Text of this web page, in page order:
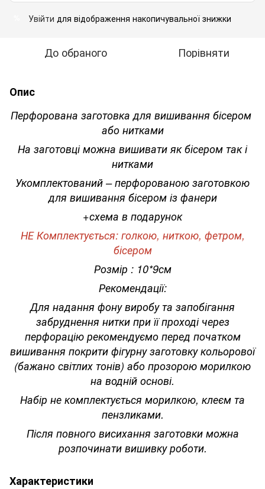
Увійти для відображення накопичувальної знижки
До обраного Порівняти
Опис
Перфорована заготовка для вишивання бісером
або нитками
На заготовці можна вишивати як бісером так і
нитками
Укомплектований – перфорованою заготовкою
для вишивання бісером із фанери
+схема в подарунок
НЕ Комплектується: голкою, ниткою, фетром,
бісером
Розмір : 10*9см
Рекомендації:
Для надання фону виробу та запобігання
забруднення нитки при її проході через
перфорацію рекомендуємо перед початком
вишивання покрити фігурну заготовку кольорової
(бажано світлих тонів) або прозорою морилкою
на водній основі.
Набір не комплектується морилкою, клеєм та
пензликами.
Після повного висихання заготовки можна
розпочинати вишивку роботи.
Характеристики